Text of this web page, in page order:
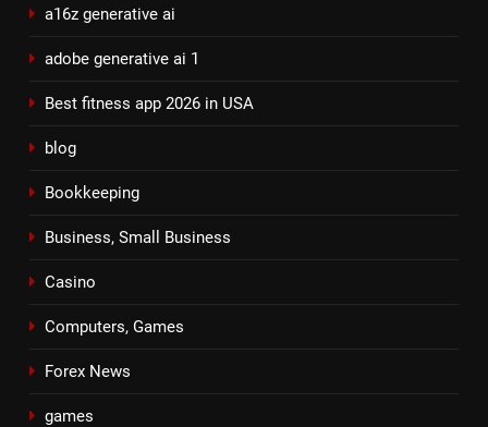
a16z generative ai
adobe generative ai 1
Best fitness app 2026 in USA
blog
Bookkeeping
Business, Small Business
Casino
Computers, Games
Forex News
games